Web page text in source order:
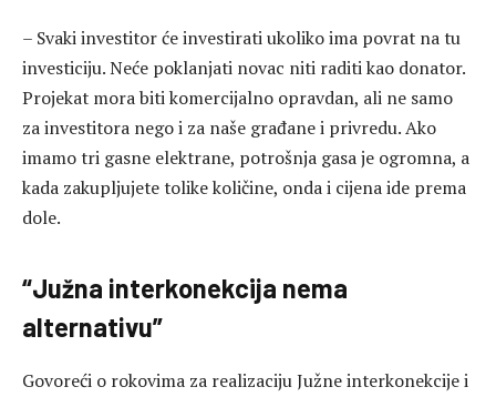
– Svaki investitor će investirati ukoliko ima povrat na tu
investiciju. Neće poklanjati novac niti raditi kao donator.
Projekat mora biti komercijalno opravdan, ali ne samo
za investitora nego i za naše građane i privredu. Ako
imamo tri gasne elektrane, potrošnja gasa je ogromna, a
kada zakupljujete tolike količine, onda i cijena ide prema
dole.
“Južna interkonekcija nema
alternativu”
Govoreći o rokovima za realizaciju Južne interkonekcije i